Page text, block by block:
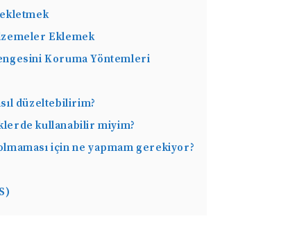
Eklemek
Koruma Yöntemleri
düzeltebilirim?
kullanabilir miyim?
için ne yapmam gerekiyor?